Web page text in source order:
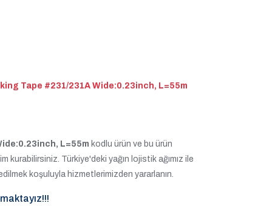
Tape #231/231A Wide:0.23inch, L=55m
L=55m kodlu ürün ve bu ürün
kurabilirsiniz. Türkiye'deki yağın lojistik ağımız ile
koşuluyla hizmetlerimizden yararlanın.